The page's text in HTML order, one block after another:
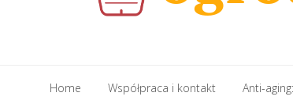
Home Współpraca i kontakt Anti-